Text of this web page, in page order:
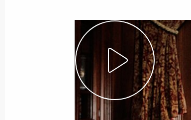
21 мая 2012 года,
Встреча с членами
21 мая 2012 года, 15:15 Москва,